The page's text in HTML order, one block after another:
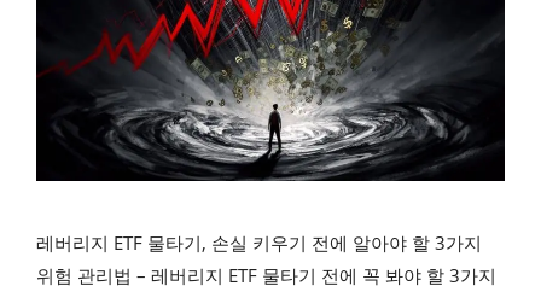
레버리지 ETF 물타기, 손실 키우기 전에 알아야 할 3가지
위험 관리법 – 레버리지 ETF 물타기 전에 꼭 봐야 할 3가지